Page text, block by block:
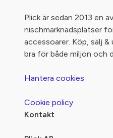
Plick är sedan 2013 en
nischmarknadsplatser
accessoarer. Köp, sälj
bra för både miljön och
Hantera cookies
Cookie policy
Kontakt